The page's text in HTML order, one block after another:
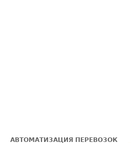
АВТОМАТИЗАЦИЯ ПЕРЕВОЗОК